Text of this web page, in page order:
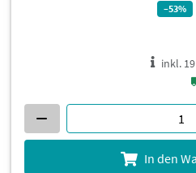
–53%
inkl.
In den